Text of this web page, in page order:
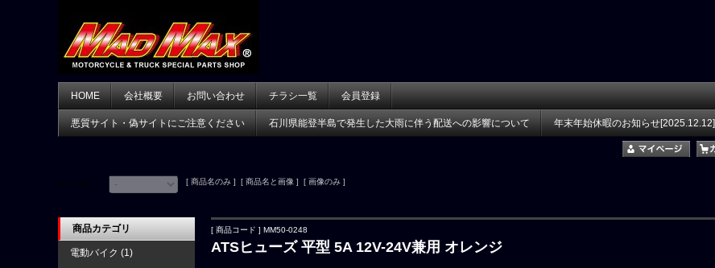
HOME 会社概要 お問い合わせ チラシ一覧 会員登録
悪質サイト・偽サイトにご注意ください 石川県能登半島で発生した大雨に伴う配送への影響について 年末年始休暇のお知らせ[2025.12.12]
[ 商品名のみ ] [ 商品名と画像 ] [ 画像のみ ]
[ 商品コード ] MM50-0248
ATSヒューズ 平型 5A 12V-24V兼用 オレンジ
商品カテゴリ
電動バイク (1)